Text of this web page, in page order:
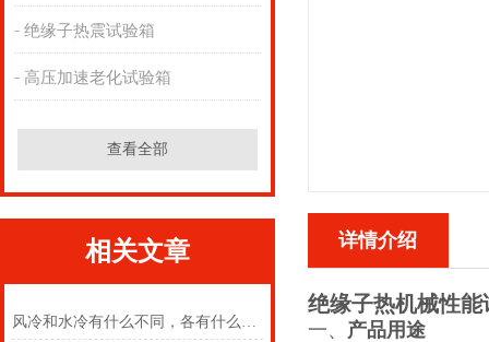
绝缘子热震试验箱
高压加速老化试验箱
查看全部
相关文章
风冷和水冷有什么不同，各有什么优缺点？
详情介绍
绝缘子热机械性能
一、 产品用途